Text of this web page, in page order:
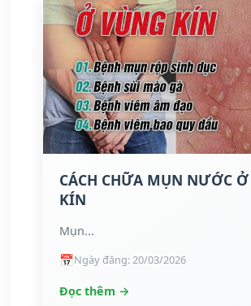
CÁCH CHỮA MỤN NƯỚC
KÍN
Mụn...
Ngày đăng: 20/03/2026
Đọc thêm →